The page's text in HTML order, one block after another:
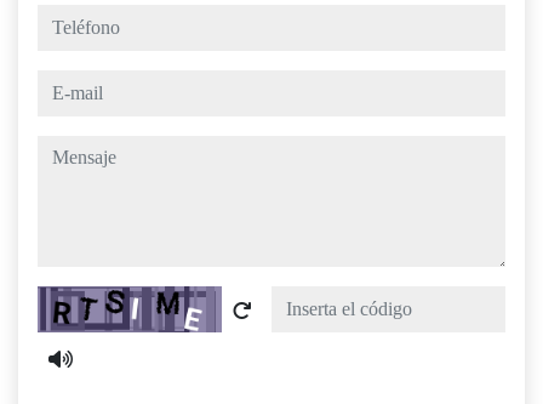
teléfono
e-mail
mensaje
Captcha